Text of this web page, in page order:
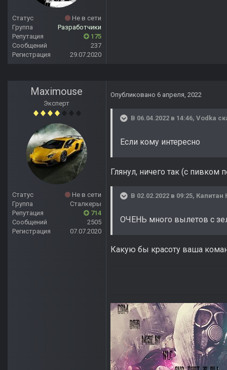
Статус
Не в сети
Группа
Разработчики
Репутация
175
Сообщений
237
Регистрация
29.07.2020
Maximouse
Эксперт
Статус
Не в сети
Группа
Сталкеры
Репутация
714
Сообщений
2505
Регистрация
07.07.2020
Опубликовано 6 апреля, 2022
В 06.04.2022 в 14:46, Vodka
Если кому интересно
Глянул, ничего так (с пивком
В 02.02.2022 в 09:25, Капитан
ОЧЕНЬ много вылетов с
Какую бы красоту ваша